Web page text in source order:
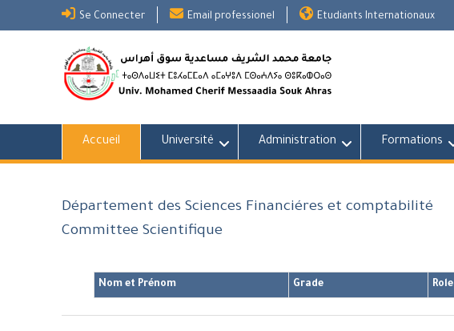
Se Connecter Email professionel Etudiants Internationaux
Accueil Université Administration Formations
Département des Sciences Financiéres et comptabilité
Committee Scientifique
Nom et Prénom Grade Role